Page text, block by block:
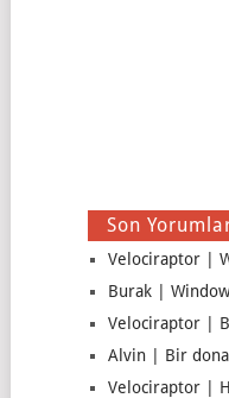
Son
Velociraptor |
Burak |
Velociraptor |
Alvin | Bir
Velociraptor |